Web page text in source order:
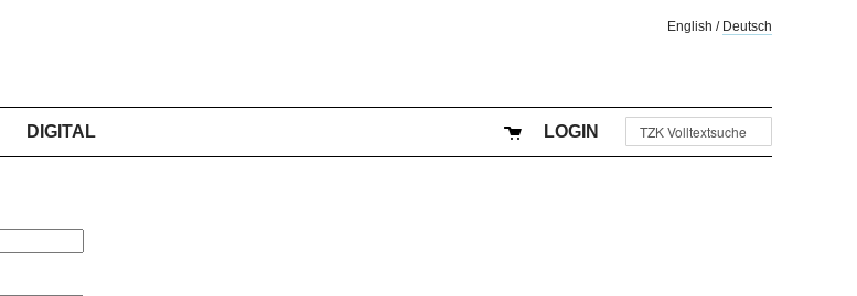
English / Deutsch
DIGITAL LOGIN